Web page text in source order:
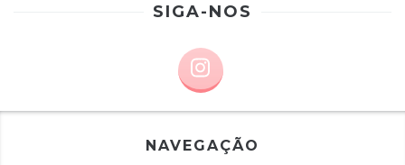
SIGA-NOS
NAVEGAÇÃO